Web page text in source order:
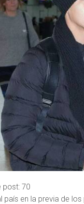
post: 70
país en la previa de